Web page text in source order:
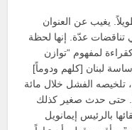
يغيب عن العنوان
تناقضات عدّة. إنها لحظة
لمفهوم “توازن
لبنان [كلهم ودوماً]
تلخيصه الفشل خلال مائة
حتى حدث صغير كذلك
بالرئيس إيمانويل